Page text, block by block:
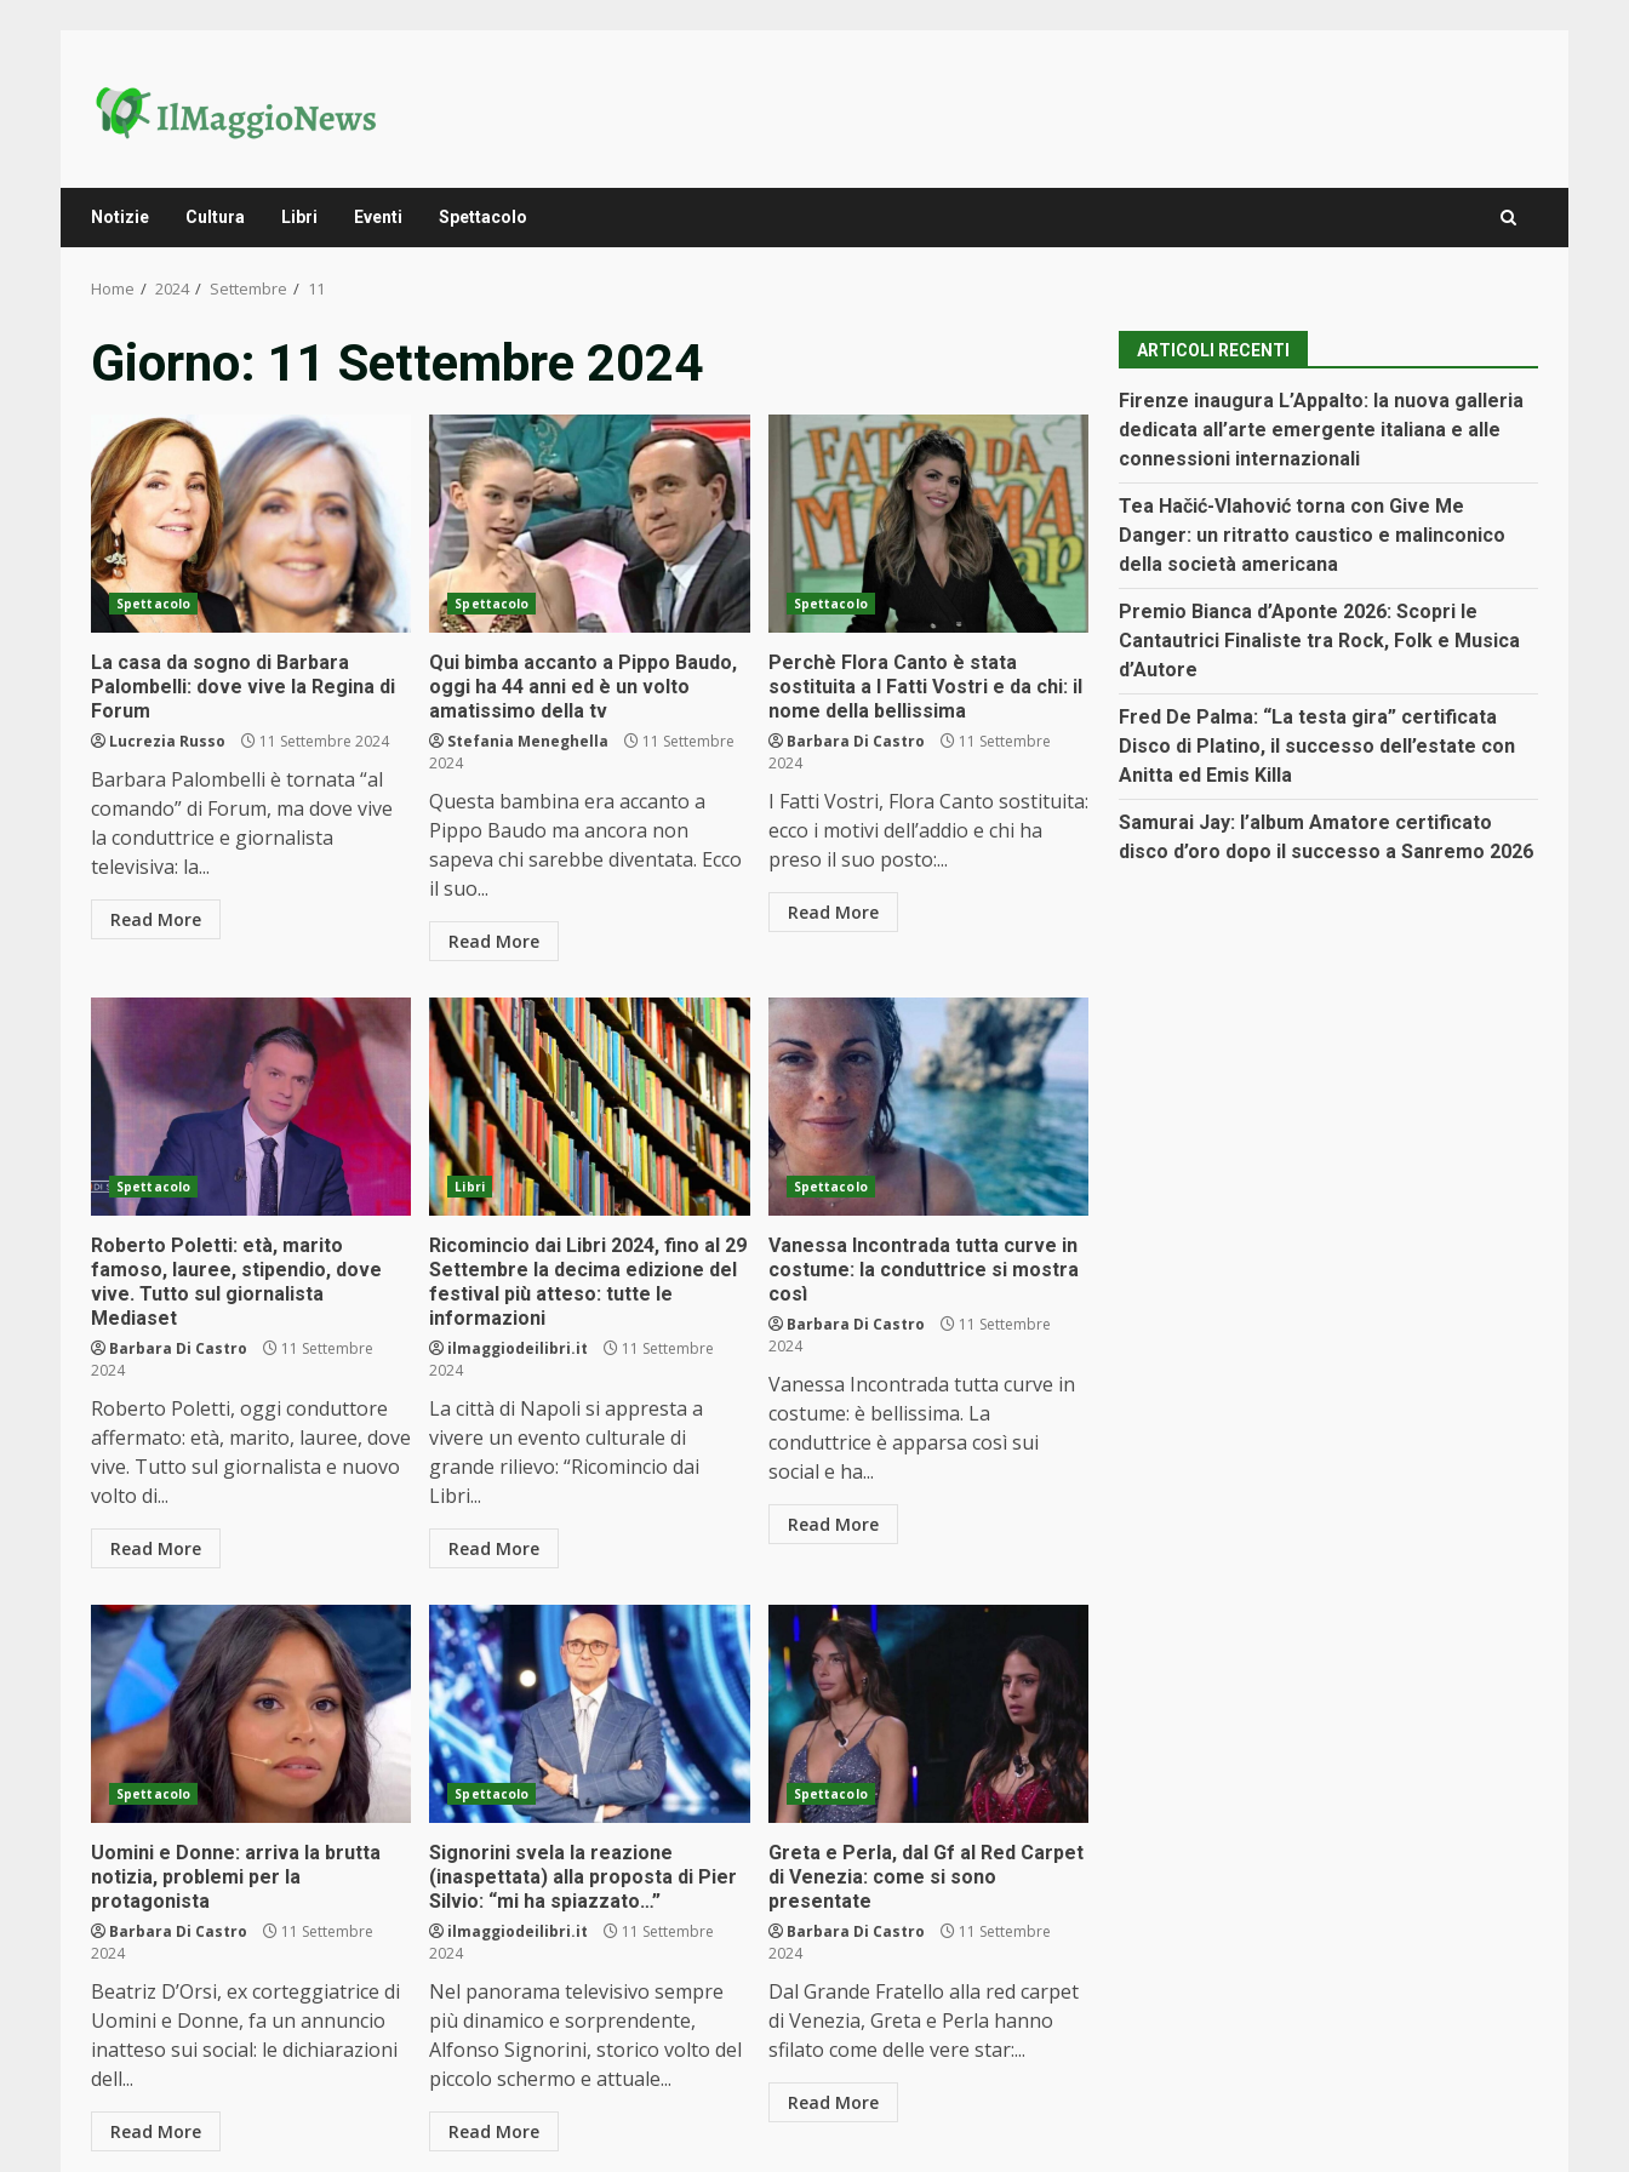
content
Notizie Cultura Libri Eventi Spettacolo
Home 2024 Settembre 11
Giorno: 11 Settembre 2024
Spettacolo
La casa da sogno di Barbara
Palombelli: dove vive la Regina di
Forum
Lucrezia Russo 11 Settembre 2024
Barbara Palombelli è tornata “al
comando” di Forum, ma dove vive
la conduttrice e giornalista
televisiva: la...
Read More
Spettacolo
Qui bimba accanto a Pippo Baudo,
oggi ha 44 anni ed è un volto
amatissimo della tv
Stefania Meneghella
11 Settembre
2024
Questa bambina era accanto a
Pippo Baudo ma ancora non
sapeva chi sarebbe diventata. Ecco
il suo...
Read More
Spettacolo
Perchè Flora Canto è stata
sostituita a I Fatti Vostri e da chi: il
nome della bellissima
Barbara Di Castro
11 Settembre
2024
I Fatti Vostri, Flora Canto sostituita:
ecco i motivi dell’addio e chi ha
preso il suo posto:...
Read More
Spettacolo
Roberto Poletti: età, marito
famoso, lauree, stipendio, dove
vive. Tutto sul giornalista
Mediaset
Barbara Di Castro
11 Settembre
2024
Roberto Poletti, oggi conduttore
affermato: età, marito, lauree, dove
vive. Tutto sul giornalista e nuovo
volto di...
Read More
Libri
Ricomincio dai Libri 2024, fino al 29
Settembre la decima edizione del
festival più atteso: tutte le
informazioni
ilmaggiodeilibri.it
11 Settembre
2024
La città di Napoli si appresta a
vivere un evento culturale di
grande rilievo: “Ricomincio dai
Libri...
Read More
Spettacolo
Vanessa Incontrada tutta curve in
costume: la conduttrice si mostra
così
Barbara Di Castro
11 Settembre
2024
Vanessa Incontrada tutta curve in
costume: è bellissima. La
conduttrice è apparsa così sui
social e ha...
Read More
Spettacolo
Uomini e Donne: arriva la brutta
notizia, problemi per la
protagonista
Barbara Di Castro
11 Settembre
2024
Beatriz D’Orsi, ex corteggiatrice di
Uomini e Donne, fa un annuncio
inatteso sui social: le dichiarazioni
dell...
Read More
Spettacolo
Signorini svela la reazione
(inaspettata) alla proposta di Pier
Silvio: “mi ha spiazzato…”
ilmaggiodeilibri.it
11 Settembre
2024
Nel panorama televisivo sempre
più dinamico e sorprendente,
Alfonso Signorini, storico volto del
piccolo schermo e attuale...
Read More
Spettacolo
Greta e Perla, dal Gf al Red Carpet
di Venezia: come si sono
presentate
Barbara Di Castro
11 Settembre
2024
Dal Grande Fratello alla red carpet
di Venezia, Greta e Perla hanno
sfilato come delle vere star:...
Read More
ARTICOLI RECENTI
Firenze inaugura L’Appalto: la nuova galleria
dedicata all’arte emergente italiana e alle
connessioni internazionali
Tea Hačić-Vlahović torna con Give Me
Danger: un ritratto caustico e malinconico
della società americana
Premio Bianca d’Aponte 2026: Scopri le
Cantautrici Finaliste tra Rock, Folk e Musica
d’Autore
Fred De Palma: “La testa gira” certificata
Disco di Platino, il successo dell’estate con
Anitta ed Emis Killa
Samurai Jay: l’album Amatore certificato
disco d’oro dopo il successo a Sanremo 2026